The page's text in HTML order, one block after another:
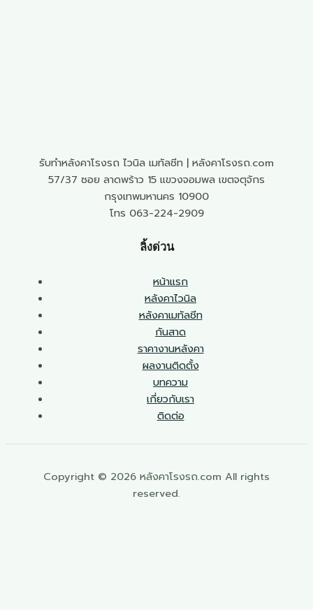
รับทำหลังคาโรงรถ ไวนิล เมทัลชีท | หลังคาโรงรถ.com
57/37 ซอย ลาดพร้าว 15 แขวงจอมพล เขตจตุจักร
กรุงเทพมหานคร 10900
โทร 063-224-2909
ลิ้งด่วน
หน้าแรก
หลังคาไวนิล
หลังคาเมทัลชีท
กันสาด
ราคางานหลังคา
ผลงานติดตั้ง
บทความ
เกี่ยวกับเรา
ติดต่อ
Copyright © 2026 หลังคาโรงรถ.com All rights
reserved.